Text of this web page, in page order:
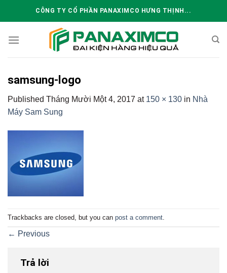
CÔNG TY CỔ PHẦN PANAXIMCO HƯNG THỊNH...
samsung-logo
Published Tháng Mười Một 4, 2017 at 150 × 130 in Nhà
Máy Sam Sung
Trackbacks are closed, but you can post a comment
← Previous
Trả lời